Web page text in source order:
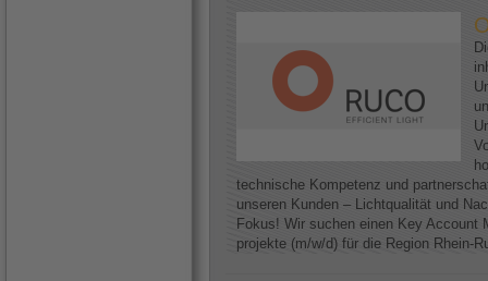
technische Kompetenz und
unseren Kunden – Lichtqualität und
Fokus! Wir suchen einen Key Account
projekte (m/w/d) für die Region Rhein-